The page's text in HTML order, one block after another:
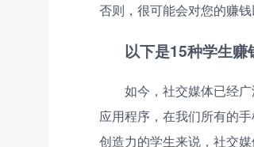
否则，很可能会对您的赚
以下是15种学生赚
如今，社交媒体已经
应用程序，在我们所有的
创造力的学生来说，社交